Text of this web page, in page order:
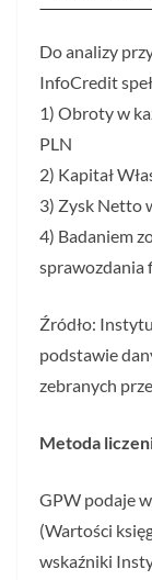
Do analizy
InfoCredit
1) Obroty w
PLN
2) Kapitał
3) Zysk Netto
4) Badaniem
sprawozdania
Źródło:
podstawie
zebranych
Metoda
GPW podaje
(Wartości
wskaźniki